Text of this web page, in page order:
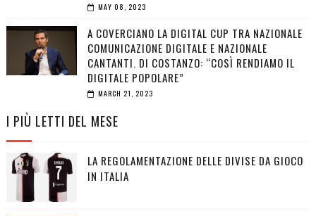
MAY 08, 2023
A COVERCIANO LA DIGITAL CUP TRA NAZIONALE
COMUNICAZIONE DIGITALE E NAZIONALE
CANTANTI. DI COSTANZO: “COSÌ RENDIAMO IL
DIGITALE POPOLARE”
MARCH 21, 2023
I PIÙ LETTI DEL MESE
LA REGOLAMENTAZIONE DELLE DIVISE DA GIOCO
IN ITALIA